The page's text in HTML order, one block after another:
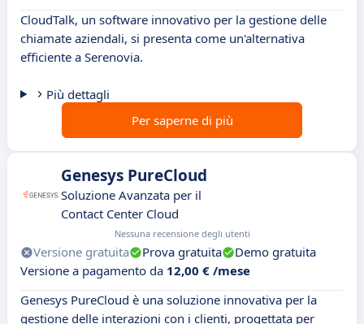
CloudTalk, un software innovativo per la gestione delle
chiamate aziendali, si presenta come un'alternativa
efficiente a Serenovia.
Più dettagli
Per saperne di più
Genesys PureCloud
Soluzione Avanzata per il
Contact Center Cloud
Nessuna recensione degli utenti
Versione gratuita Prova gratuita
Demo gratuita
Versione a pagamento da 12,00 € /mese
Genesys PureCloud è una soluzione innovativa per la
gestione delle interazioni con i clienti, progettata per